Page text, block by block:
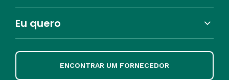
Eu quero
ENCONTRAR UM FORNECEDOR